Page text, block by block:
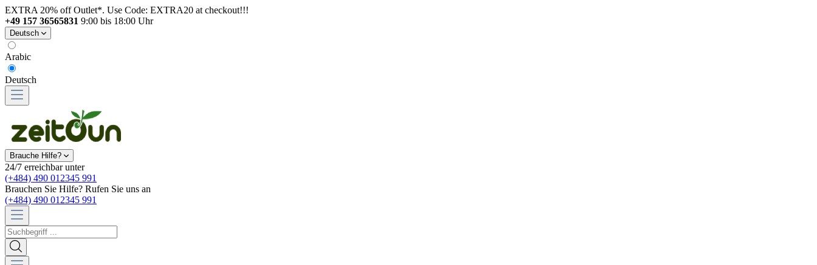
EXTRA 20% off Outlet*. Use Code: EXTRA20 at checkout!!!
+49 157 36565831 9:00 bis 18:00 Uhr
Deutsch
Arabic
Deutsch
Brauche Hilfe?
24/7 erreichbar unter
(+484) 490 012345 991
Brauchen Sie Hilfe? Rufen Sie uns an
(+484) 490 012345 991